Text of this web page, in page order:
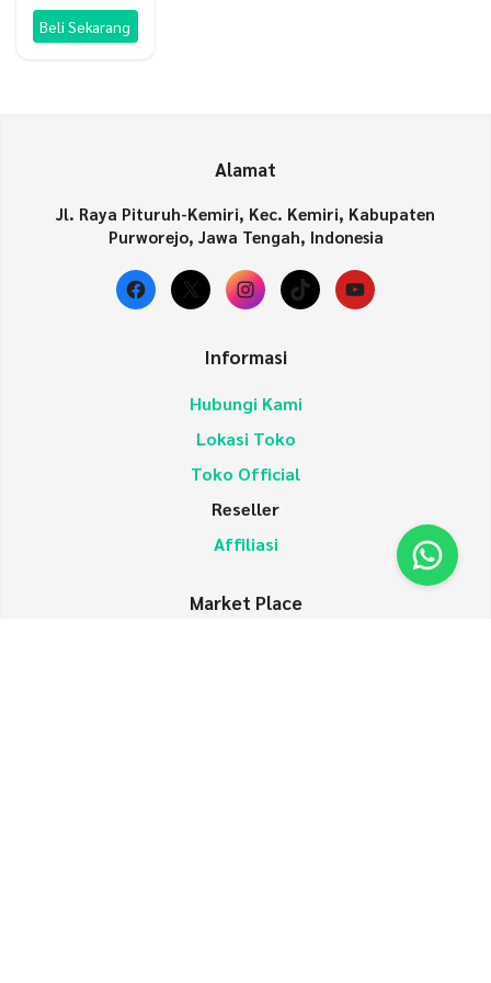
Beli Sekarang
Alamat
Jl. Raya Pituruh-Kemiri, Kec. Kemiri, Kabupaten
Purworejo, Jawa Tengah, Indonesia
Facebook
X Instagram
TikTokYouTube
Informasi
Hubungi Kami
Lokasi Toko
Toko Official
Reseller
Affiliasi
Market Place